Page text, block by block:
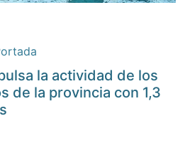
la actividad de los
de la provincia con 1,3